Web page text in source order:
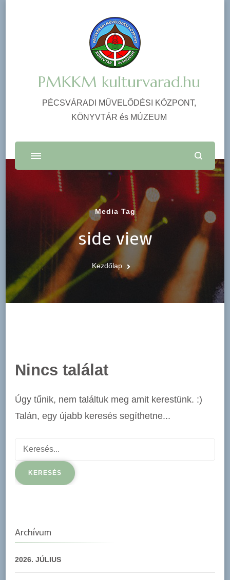
PMKKM kulturvarad.hu
PÉCSVÁRADI MŰVELŐDÉSI KÖZPONT,
KÖNYVTÁR és MÚZEUM
Media Tag
side view
Kezdőlap
Nincs találat
Úgy tűnik, nem találtuk meg amit kerestünk. :)
Talán, egy újabb keresés segíthetne...
Archívum
2026. JÚLIUS